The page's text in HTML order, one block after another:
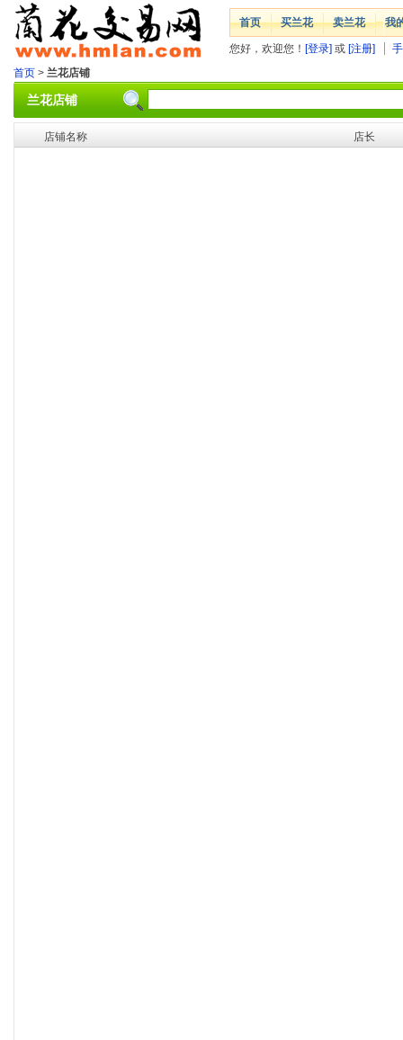
首页 买兰花 卖兰花 我
您好，欢迎您！ [登录] 或 [注册]
首页 > 兰花店铺
兰花店铺
店铺名称 店长